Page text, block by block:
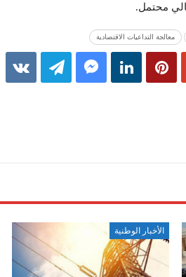
محتمل.
معالجة التداعيات الاقتصادية
الأخبار الوطنية